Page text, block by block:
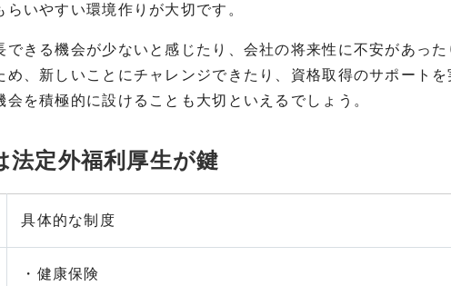
いやすい環境作りが大切です。
きる機会が少ないと感じたり、会社の将来性に不安があった
、新しいことにチャレンジできたり、資格取得のサポートを
を積極的に設けることも大切といえるでしょう。
法定外福利厚生が鍵
具体的な制度
・健康保険